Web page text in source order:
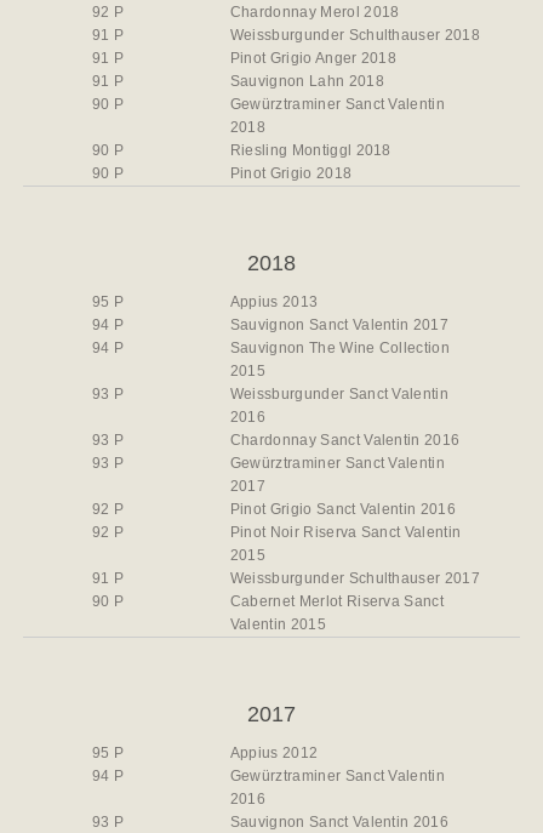
92 P
Chardonnay Merol 2018
91 P
Weissburgunder Schulthauser 2018
91 P
Pinot Grigio Anger 2018
91 P
Sauvignon Lahn 2018
90 P
Gewürztraminer Sanct Valentin
2018
90 P
Riesling Montiggl 2018
90 P
Pinot Grigio 2018
2018
95 P
Appius 2013
94 P
Sauvignon Sanct Valentin 2017
94 P
Sauvignon The Wine Collection
2015
93 P
Weissburgunder Sanct Valentin
2016
93 P
Chardonnay Sanct Valentin 2016
93 P
Gewürztraminer Sanct Valentin
2017
92 P
Pinot Grigio Sanct Valentin 2016
92 P
Pinot Noir Riserva Sanct Valentin
2015
91 P
Weissburgunder Schulthauser 2017
90 P
Cabernet Merlot Riserva Sanct
Valentin 2015
2017
95 P
Appius 2012
94 P
Gewürztraminer Sanct Valentin
2016
93 P
Sauvignon Sanct Valentin 2016